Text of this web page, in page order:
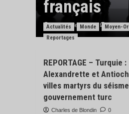
français
Charles de Blondin 0
Actualités Monde
Moyen-
Reportages
REPORTAGE – Turquie :
Alexandrette et
villes martyrs du
gouvernement turc
Charles de Blondin 0